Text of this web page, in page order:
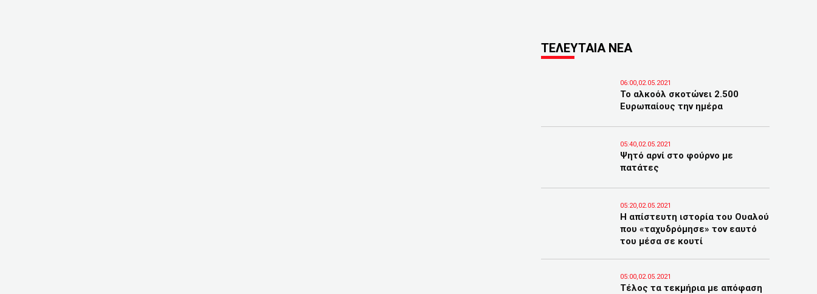
ΤΕΛΕΥΤΑΙΑ ΝΕΑ
06:00,02.05.2021
Το αλκοόλ σκοτώνει 2.500
Ευρωπαίους την ημέρα
05:40,02.05.2021
Ψητό αρνί στο φούρνο με
πατάτες
05:20,02.05.2021
Η απίστευτη ιστορία του Ουαλού
που «ταχυδρόμησε» τον εαυτό
του μέσα σε κουτί
05:00,02.05.2021
Τέλος τα τεκμήρια με απόφαση